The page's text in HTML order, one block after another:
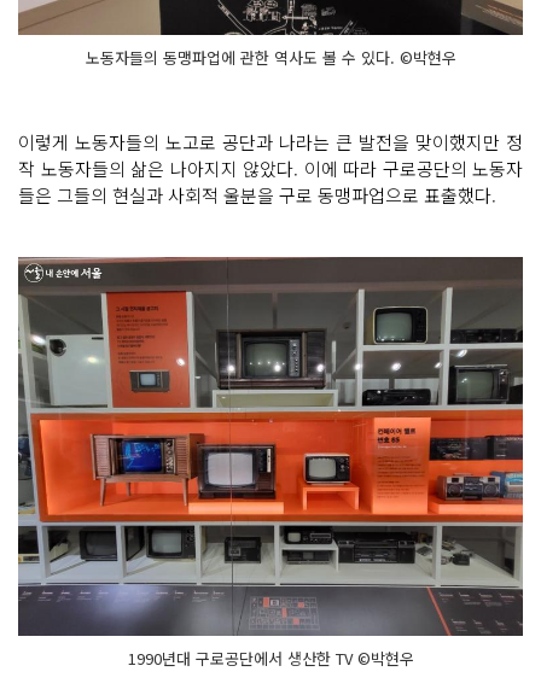
노동자들의 동맹파업에 관한 역사도 볼 수 있다. ©박현우
이렇게 노동자들의 노고로 공단과 나라는 큰 발전을 맞이했지만 정
작 노동자들의 삶은 나아지지 않았다. 이에 따라 구로공단의 노동자
들은 그들의 현실과 사회적 울분을 구로 동맹파업으로 표출했다.
1990년대 구로공단에서 생산한 TV ©박현우